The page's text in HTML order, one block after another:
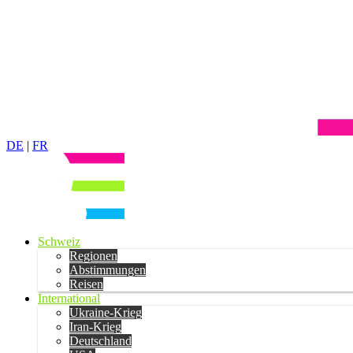
DE | FR
Schweiz
Regionen
Abstimmungen
Reisen
International
Ukraine-Krieg
Iran-Krieg
Deutschland